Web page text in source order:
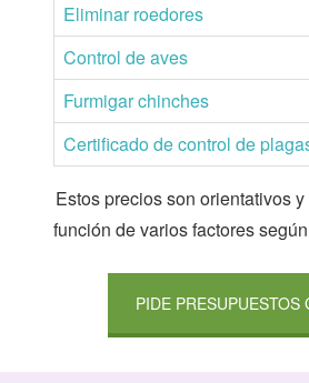
Eliminar roedores
Control de aves
Furmigar chinches
Certificado de control de
Estos precios son orientativos
función de varios factores
PIDE PRESUPUESTOS